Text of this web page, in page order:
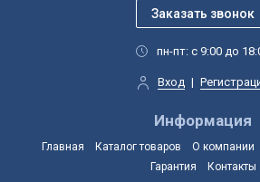
пн-пт: с 9:00 до
Вход |
Информация
Главная Каталог товаров О компании
Гарантия
Контакты